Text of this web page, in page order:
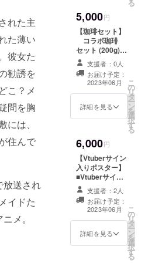
れた主
た薄い
彼女た
勧誘を
こ？メ
問を胸
は、
住んで
放送され
イドた
メ。
提供方法：ファ
イル転送サービ
スにてお届けし
ます。
５分アニメ６話
分 A４サイズ
２４ページ分
提供方法：
台本（PDF）を
メールにてお届
けします。 ③
描き下ろし短編
ボイスドラマ
収録時間：
５分 提供方
法：ファイル転
お届けします。
る
5,000円
【珈琲セット】
コラボ珈琲
セット (200g)＋
ステッカー全員
分を宅配便にて
お送りします。
※コラボ珈琲
セットの製造・
販売は、コー
当しています。
OK
COFFEE公式サ
イト：
https://okcoffee
roastery.com/
支援者：0人
お届け予定：
2023年06月
詳細を見る
こ
の
リ
タ
ー
ン
を
選
択
す
る
6,000円
【Vtuberサイン
入りポスター】
■Vtuberサイン
入りB3ポスター
6,000円
①Vtuberサイン
入りポスターを
宅配便にてお送
りします。
※七八くまの・柚
支援者：2人
お届け予定：
2023年06月
詳細を見る
こ
の
リ
タ
ー
ン
を
選
択
す
る